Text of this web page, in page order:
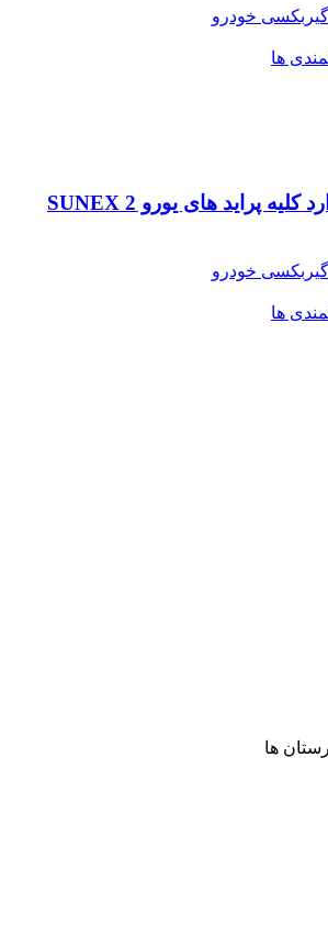
گیربکسی خودرو
ها
رینگ موتور استاندارد کلیه پراید های یورو 2 SUNEX
گیربکسی خودرو
ها
ها